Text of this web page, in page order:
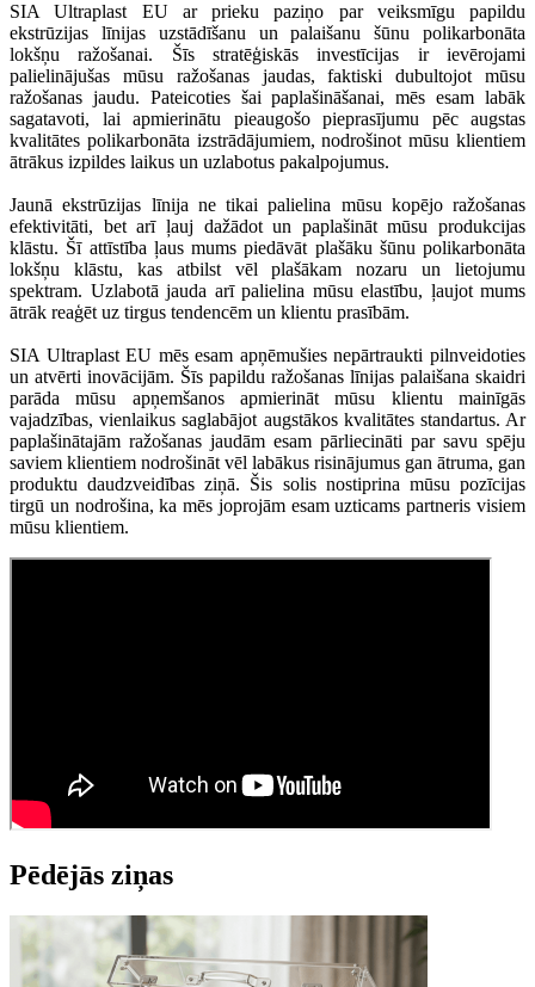
SIA Ultraplast EU ar prieku paziņo par veiksmīgu papildu
ekstrūzijas līnijas uzstādīšanu un palaišanu šūnu polikarbonāta
lokšņu ražošanai. Šīs stratēģiskās investīcijas ir ievērojami
palielinājušas mūsu ražošanas jaudas, faktiski dubultojot mūsu
ražošanas jaudu. Pateicoties šai paplašināšanai, mēs esam labāk
sagatavoti, lai apmierinātu pieaugošo pieprasījumu pēc augstas
kvalitātes polikarbonāta izstrādājumiem, nodrošinot mūsu klientiem
ātrākus izpildes laikus un uzlabotus pakalpojumus.
Jaunā ekstrūzijas līnija ne tikai palielina mūsu kopējo ražošanas
efektivitāti, bet arī ļauj dažādot un paplašināt mūsu produkcijas
klāstu. Šī attīstība ļaus mums piedāvāt plašāku šūnu polikarbonāta
lokšņu klāstu, kas atbilst vēl plašākam nozaru un lietojumu
spektram. Uzlabotā jauda arī palielina mūsu elastību, ļaujot mums
ātrāk reaģēt uz tirgus tendencēm un klientu prasībām.
SIA Ultraplast EU mēs esam apņēmušies nepārtraukti pilnveidoties
un atvērti inovācijām. Šīs papildu ražošanas līnijas palaišana skaidri
parāda mūsu apņemšanos apmierināt mūsu klientu mainīgās
vajadzības, vienlaikus saglabājot augstākos kvalitātes standartus. Ar
paplašinātajām ražošanas jaudām esam pārliecināti par savu spēju
saviem klientiem nodrošināt vēl labākus risinājumus gan ātruma, gan
produktu daudzveidības ziņā. Šis solis nostiprina mūsu pozīcijas
tirgū un nodrošina, ka mēs joprojām esam uzticams partneris visiem
mūsu klientiem.
Pēdējās ziņas